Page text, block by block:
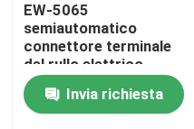
Casa
EW-5065
semiautomatico
connettore terminale
del rullo elettrico
macchina elettrica per
il rimbocco dei fili
rimboccante
Invia richiesta